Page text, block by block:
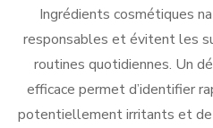
Ingrédients cosmétiques
responsables et évitent les
routines quotidiennes. Un
efficace permet d’identifier
potentiellement irritants et